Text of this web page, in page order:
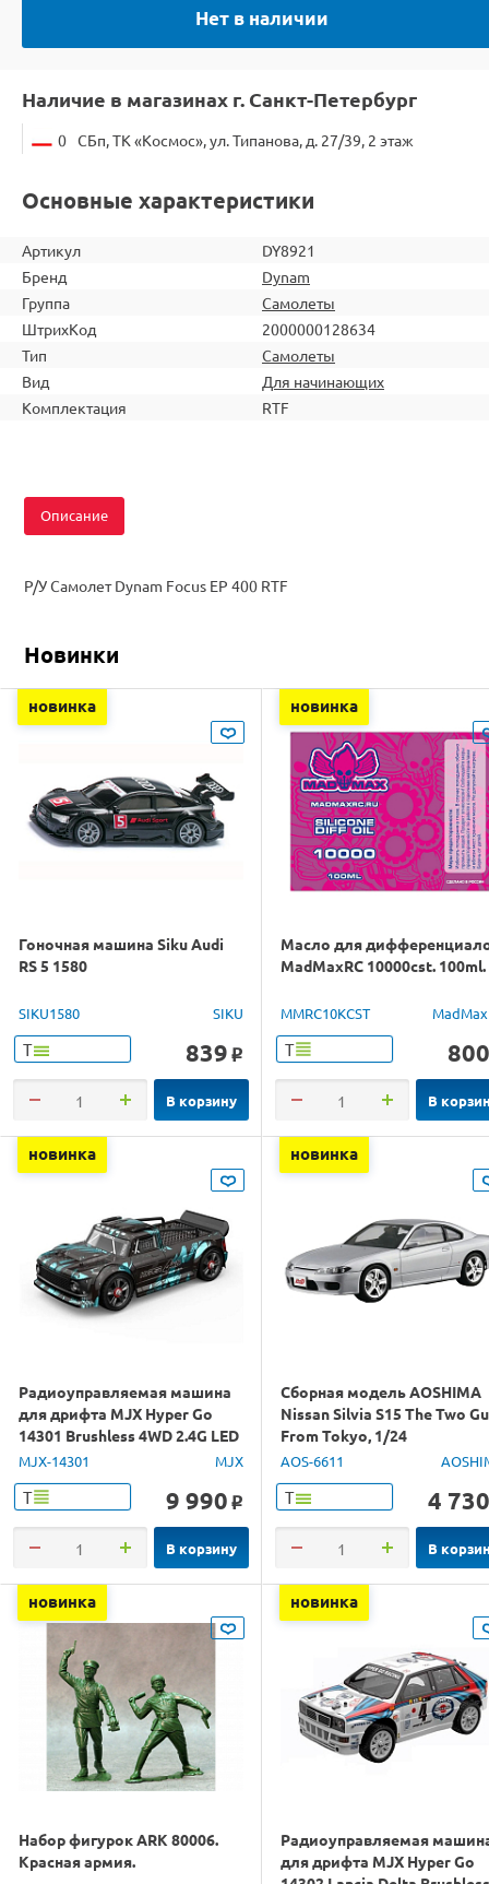
Нет в наличии
Наличие в магазинах г. Санкт-Петербург
0 СБп, ТК «Космос», ул. Типанова, д. 27/39, 2 этаж
Основные характеристики
Артикул
DY8921
Бренд
Dynam
Группа
Самолеты
ШтрихКод
2000000128634
Тип
Самолеты
Вид
Для начинающих
Комплектация
RTF
Описание
Р/У Самолет Dynam Focus EP 400 RTF
Новинки
новинка
Гоночная машина Siku Audi
RS 5 1580
SIKU1580 SIKU
Т 839 o
В корзину
новинка
Масло для
MadMaxRC 10000cst. 100ml.
MMRC10KCST
Т 800
В
новинка
Радиоуправляемая машина
для дрифта MJX Hyper Go
14301 Brushless 4WD 2.4G LED
1/14 RTR
MJX-14301 MJX
Т 9 990 o
В корзину
новинка
Сборная модель AOSHIMA
Nissan Silvia S15 The Two
From Tokyo, 1/24
AOS-6611
Т 4 730
В
новинка
Набор фигурок ARK 80006.
Красная армия.
новинка
Радиоуправляемая
для дрифта MJX Hyper Go